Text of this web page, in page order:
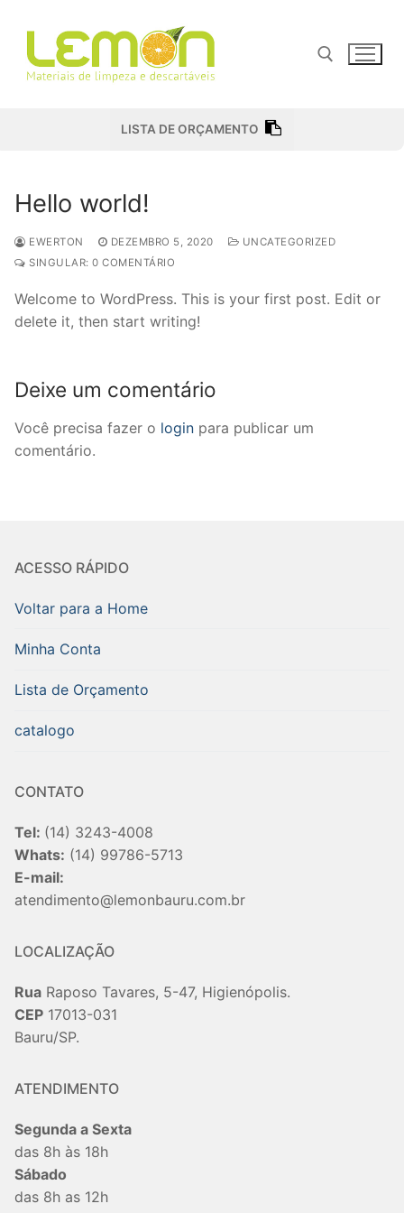
para
conteúdo
Pesquisar por:
LISTA DE ORÇAMENTO
Hello world!
EWERTON DEZEMBRO 5, 2020
UNCATEGORIZED
SINGULAR: 0 COMENTÁRIO
Welcome to WordPress. This is your first post. Edit or
delete it, then start writing!
Deixe um comentário
Você precisa fazer o login para publicar um
comentário.
ACESSO RÁPIDO
Voltar para a Home
Minha Conta
Lista de Orçamento
catalogo
CONTATO
Tel: (14) 3243-4008
Whats: (14) 99786-5713
E-mail:
atendimento@lemonbauru.com.br
LOCALIZAÇÃO
Rua Raposo Tavares, 5-47, Higienópolis.
CEP 17013-031
Bauru/SP.
ATENDIMENTO
Segunda a Sexta
das 8h às 18h
Sábado
das 8h as 12h